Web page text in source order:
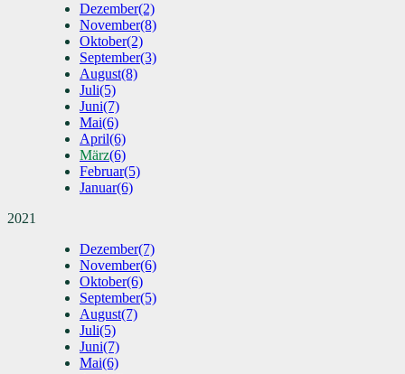
Dezember(2)
November(8)
Oktober(2)
September(3)
August(8)
Juli(5)
Juni(7)
Mai(6)
April(6)
März(6)
Februar(5)
Januar(6)
2021
Dezember(7)
November(6)
Oktober(6)
September(5)
August(7)
Juli(5)
Juni(7)
Mai(6)